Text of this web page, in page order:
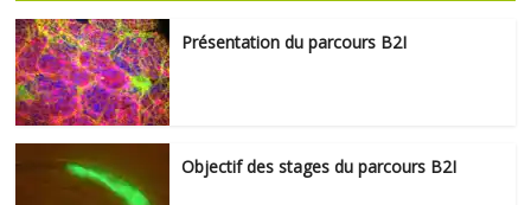
Présentation du parcours B2I
Objectif des stages du parcours B2I